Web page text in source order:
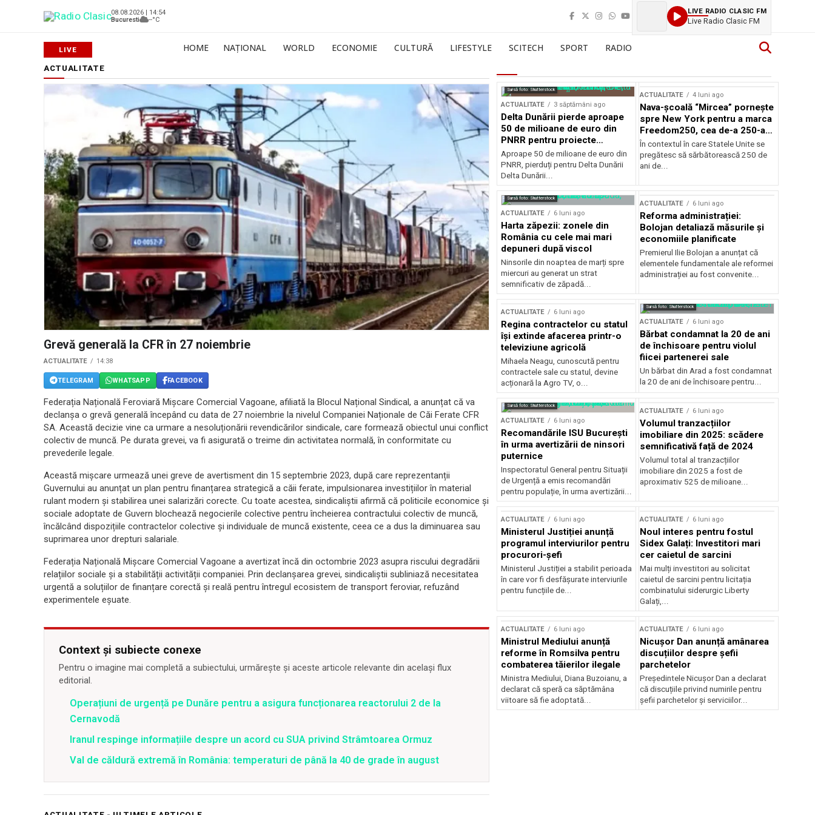
08.08.2026 | 14:54
Bucuresti
--°C
LIVE RADIO CLASIC FM
Live Radio Clasic FM
HOME NAȚIONAL WORLD ECONOMIE CULTURĂ LIFESTYLE SCITECH SPORT RADIO
ACTUALITATE
Grevă generală la CFR în 27 noiembrie
ACTUALITATE 14:38
TELEGRAM WHATSAPP FACEBOOK
Federația Națională Feroviară Mișcare Comercial Vagoane, afiliată la Blocul Național Sindical, a anunțat că va
declanșa o grevă generală începând cu data de 27 noiembrie la nivelul Companiei Naționale de Căi Ferate CFR
SA. Această decizie vine ca urmare a nesoluționării revendicărilor sindicale, care formează obiectul unui conflict
colectiv de muncă. Pe durata grevei, va fi asigurată o treime din activitatea normală, în conformitate cu
prevederile legale.
Această mișcare urmează unei greve de avertisment din 15 septembrie 2023, după care reprezentanții
Guvernului au anunțat un plan pentru finanțarea strategică a căii ferate, impulsionarea investițiilor în material
rulant modern și stabilirea unei salarizări corecte. Cu toate acestea, sindicaliștii afirmă că politicile economice și
sociale adoptate de Guvern blochează negocierile colective pentru încheierea contractului colectiv de muncă,
încălcând dispozițiile contractelor colective și individuale de muncă existente, ceea ce a dus la diminuarea sau
suprimarea unor drepturi salariale.
Federația Națională Mișcare Comercial Vagoane a avertizat încă din octombrie 2023 asupra riscului degradării
relațiilor sociale și a stabilității activității companiei. Prin declanșarea grevei, sindicaliștii subliniază necesitatea
urgentă a soluțiilor de finanțare corectă și reală pentru întregul ecosistem de transport feroviar, refuzând
experimentele eșuate.
Context și subiecte conexe
Pentru o imagine mai completă a subiectului, urmărește și aceste articole relevante din același flux
editorial.
Operațiuni de urgență pe Dunăre pentru a asigura funcționarea reactorului 2 de la
Cernavodă
Iranul respinge informațiile despre un acord cu SUA privind Strâmtoarea Ormuz
Val de căldură extremă în România: temperaturi de până la 40 de grade în august
Sursă foto: Shutterstock
ACTUALITATE 3 săptămâni ago
Delta Dunării pierde aproape
50 de milioane de euro din
PNRR pentru proiecte
esențiale
Aproape 50 de milioane de euro din
PNRR, pierduți pentru Delta Dunării
Delta Dunării...
ACTUALITATE 4 luni ago
Nava-școală “Mircea” pornește
spre New York pentru a marca
Freedom250, cea de-a 250-a
aniversare a Statelor Unite
În contextul în care Statele Unite se
pregătesc să sărbătorească 250 de
ani de...
Sursă foto: Shutterstock
ACTUALITATE 6 luni ago
Harta zăpezii: zonele din
România cu cele mai mari
depuneri după viscol
Ninsorile din noaptea de marți spre
miercuri au generat un strat
semnificativ de zăpadă...
ACTUALITATE 6 luni ago
Reforma administrației:
Bolojan detaliază măsurile și
economiile planificate
Premierul Ilie Bolojan a anunțat că
elementele fundamentale ale reformei
administrației au fost convenite...
ACTUALITATE 6 luni ago
Regina contractelor cu statul
își extinde afacerea printr-o
televiziune agricolă
Mihaela Neagu, cunoscută pentru
contractele sale cu statul, devine
acționară la Agro TV, o...
Sursă foto: Shutterstock
ACTUALITATE 6 luni ago
Bărbat condamnat la 20 de ani
de închisoare pentru violul
fiicei partenerei sale
Un bărbat din Arad a fost condamnat
la 20 de ani de închisoare pentru...
Sursă foto: Shutterstock
ACTUALITATE 6 luni ago
Recomandările ISU București
în urma avertizării de ninsori
puternice
Inspectoratul General pentru Situații
de Urgență a emis recomandări
pentru populație, în urma avertizării...
ACTUALITATE 6 luni ago
Volumul tranzacțiilor
imobiliare din 2025: scădere
semnificativă față de 2024
Volumul total al tranzacțiilor
imobiliare din 2025 a fost de
aproximativ 525 de milioane...
ACTUALITATE 6 luni ago
Ministerul Justiției anunță
programul interviurilor pentru
procurori-șefi
Ministerul Justiției a stabilit perioada
în care vor fi desfășurate interviurile
pentru funcțiile de...
ACTUALITATE 6 luni ago
Noul interes pentru fostul
Sidex Galați: Investitori mari
cer caietul de sarcini
Mai mulți investitori au solicitat
caietul de sarcini pentru licitația
combinatului siderurgic Liberty
Galați,...
ACTUALITATE 6 luni ago
Ministrul Mediului anunță
reforme în Romsilva pentru
combaterea tăierilor ilegale
Ministra Mediului, Diana Buzoianu, a
declarat că speră ca săptămâna
viitoare să fie adoptată...
ACTUALITATE 6 luni ago
Nicușor Dan anunță amânarea
discuțiilor despre șefii
parchetelor
Președintele Nicușor Dan a declarat
că discuțiile privind numirile pentru
șefii parchetelor și serviciilor...